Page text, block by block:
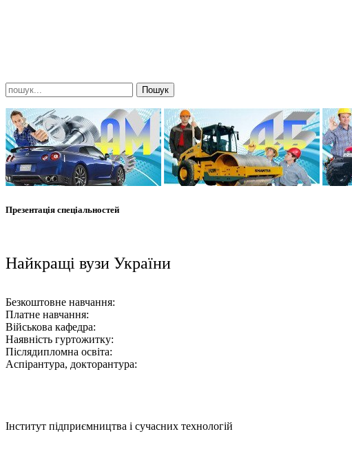
Презентація спеціальностей
Найкращі вузи України
Безкоштовне навчання:
Платне навчання:
Військова кафедра:
Наявність гуртожитку:
Післядипломна освіта:
Аспірантура, докторантура:
Інститут підприємництва і сучасних технологій